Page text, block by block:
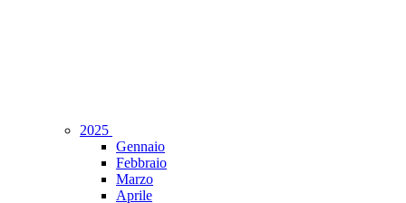
2025
Gennaio
Febbraio
Marzo
Aprile